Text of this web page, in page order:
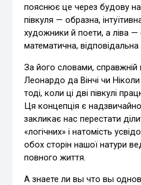
пояснює це через будову
півкуля — образна,
художники й поети, а ліва —
математична, відповідальна
За його словами, справжній
Леонардо да Вінчі чи
тоді, коли ці дві півкулі
Ця концепція є
закликає нас перестати
«логічних» і натомість
обох сторін нашої натури
повного життя.
А знаете ли вы что вы